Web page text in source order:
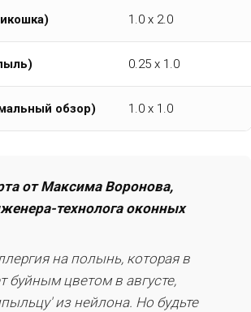
1.0 х 2.0
0.25 х 1.0
обзор) 1.0 х 1.0
от Максима Воронова,
технолога оконных
на полынь, которая в
буйным цветом в августе,
из нейлона. Но будьте